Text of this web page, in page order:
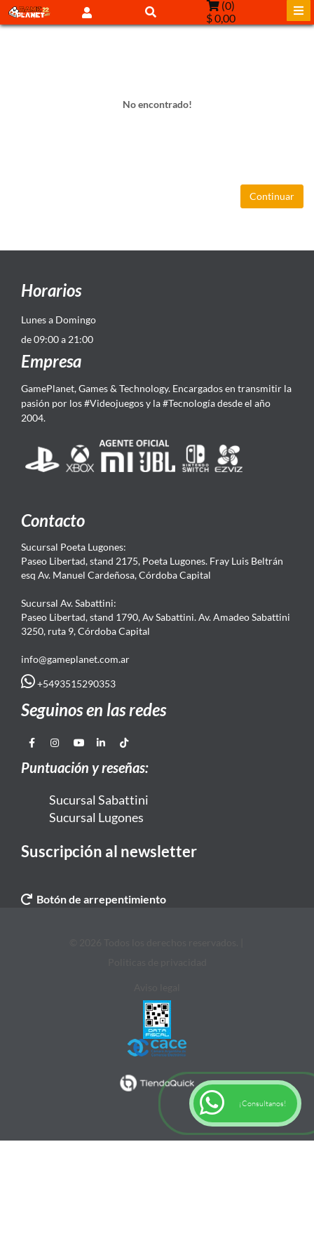
(0)
$ 0,00
No encontrado!
Continuar
Horarios
Lunes a Domingo
de 09:00 a 21:00
Empresa
GamePlanet, Games & Technology. Encargados en transmitir la
pasión por los #Videojuegos y la #Tecnología desde el año
2004.
Contacto
Sucursal Poeta Lugones:
Paseo Libertad, stand 2175, Poeta Lugones. Fray Luis Beltrán
esq Av. Manuel Cardeñosa, Córdoba Capital
Sucursal Av. Sabattini:
Paseo Libertad, stand 1790, Av Sabattini. Av. Amadeo Sabattini
3250, ruta 9, Córdoba Capital
info@gameplanet.com.ar
+5493515290353
Seguinos en las redes
Puntuación y reseñas:
Sucursal Sabattini
Sucursal Lugones
Suscripción al newsletter
Botón de arrepentimiento
¡Consultanos!